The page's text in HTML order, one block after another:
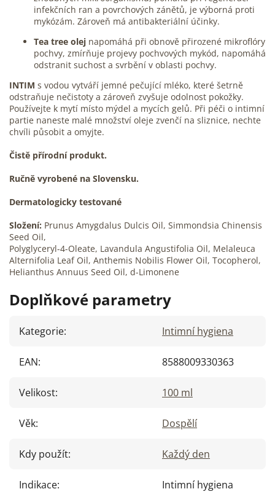
infekčních ran a povrchových zánětů, je výborná proti
mykózám. Zároveň má antibakteriální účinky.
Tea tree olej napomáhá při obnově přirozené mikroflóry
pochvy, zmírňuje projevy pochvových mykód, napomáhá
odstranit suchost a svrbění v oblasti pochvy.
INTIM s vodou vytváří jemné pečující mléko, které šetrně
odstraňuje nečistoty a zároveň zvyšuje odolnost pokožky.
Používejte k mytí místo mýdel a mycích gelů. Při péči o intimní
partie naneste malé množství oleje zvenčí na sliznice, nechte
chvíli působit a omyjte.
Čistě přírodní produkt.
Ručně vyrobené na Slovensku.
Dermatologicky testované
Složení: Prunus Amygdalus Dulcis Oil, Simmondsia Chinensis
Seed Oil,
Polyglyceryl-4-Oleate, Lavandula Angustifolia Oil, Melaleuca
Alternifolia Leaf Oil, Anthemis Nobilis Flower Oil, Tocopherol,
Helianthus Annuus Seed Oil, d-Limonene
Doplňkové parametry
Kategorie: Intimní hygiena
EAN: 8588009330363
Velikost: 100 ml
Věk: Dospělí
Kdy použít: Každý den
Indikace: Intimní hygiena